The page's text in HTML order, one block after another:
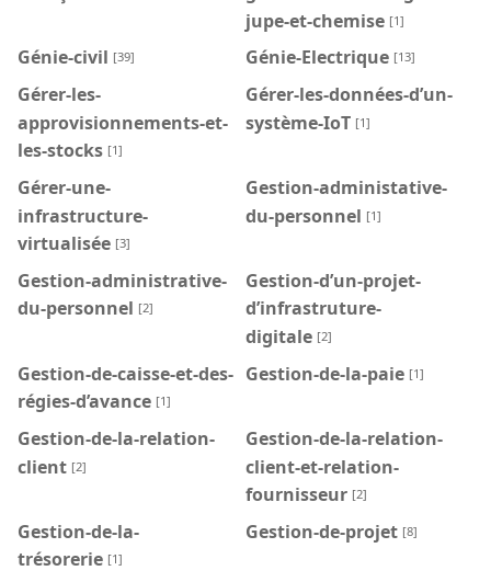
jupe-et-chemise [1]
Génie-civil [39] Génie-Electrique [13]
Gérer-les-
approvisionnements-et-
les-stocks [1]
Gérer-les-données-d’un-
système-IoT [1]
Gérer-une-
infrastructure-
virtualisée [3]
Gestion-administative-
du-personnel [1]
Gestion-administrative-
du-personnel [2]
Gestion-d’un-projet-
d’infrastruture-
digitale [2]
Gestion-de-caisse-et-des-
régies-d’avance [1]
Gestion-de-la-paie [1]
Gestion-de-la-relation-
client [2]
Gestion-de-la-relation-
client-et-relation-
fournisseur [2]
Gestion-de-la-
trésorerie [1]
Gestion-de-projet [8]